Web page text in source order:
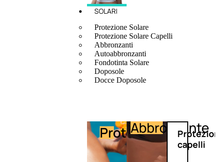
SOLARI
Protezione Solare
Protezione Solare Capelli
Abbronzanti
Autoabbronzanti
Fondotinta Solare
Doposole
Docce Doposole
Protezione
Abbronzante
capelli